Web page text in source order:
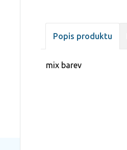
Popis produktu
mix barev